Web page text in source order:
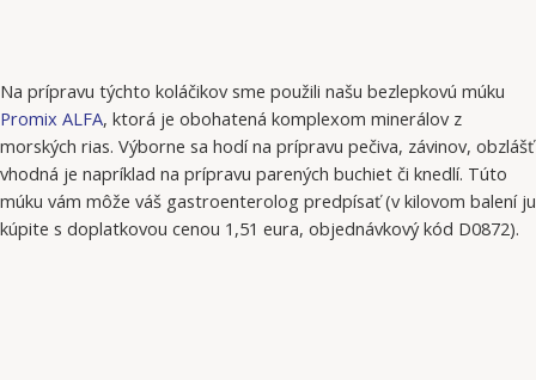
Na prípravu týchto koláčikov sme použili našu bezlepkovú múku
Promix ALFA, ktorá je obohatená komplexom minerálov z
morských rias. Výborne sa hodí na prípravu pečiva, závinov, obzlášť
vhodná je napríklad na prípravu parených buchiet či knedlí. Túto
múku vám môže váš gastroenterolog predpísať (v kilovom balení ju
kúpite s doplatkovou cenou 1,51 eura, objednávkový kód D0872).